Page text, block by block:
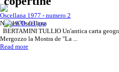
Oscellana 1977 - numero 2
Numeri Oscellana
BERTAMINI TULLIO Un'antica carta
Mergozzo la Mostra de "La ...
Read more